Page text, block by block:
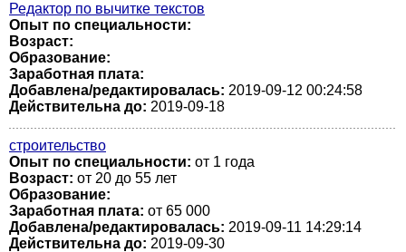
Редактор по вычитке текстов
Опыт по специальности:
Возраст:
Образование:
Заработная плата:
Добавлена/редактировалась: 2019-09-12 00:24:58
Действительна до: 2019-09-18
строительство
Опыт по специальности: от 1 года
Возраст: от 20 до 55 лет
Образование:
Заработная плата: от 65 000
Добавлена/редактировалась: 2019-09-11 14:29:14
Действительна до: 2019-09-30